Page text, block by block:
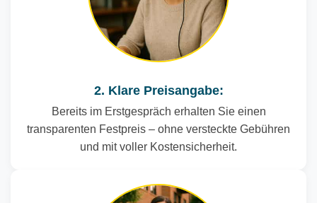
2. Klare Preisangabe:
Bereits im Erstgespräch erhalten Sie einen
transparenten Festpreis – ohne versteckte Gebühren
und mit voller Kostensicherheit.